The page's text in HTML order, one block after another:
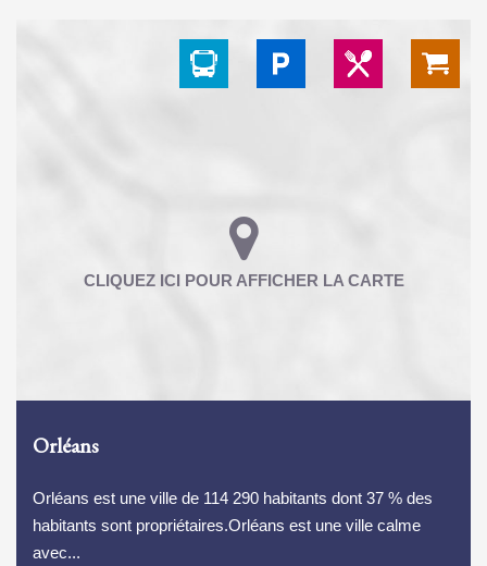
Orléans
Orléans est une ville de 114 290 habitants dont 37 % des
habitants sont propriétaires.Orléans est une ville calme
avec...